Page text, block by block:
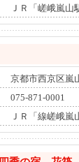
ＪＲ「嵯峨嵐山
京都市西京区嵐
075-871-0001
ＪＲ「線嵯峨嵐